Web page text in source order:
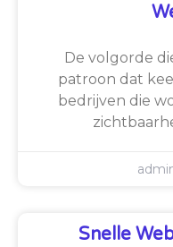
De volgorde
patroon dat
bedrijven die
Snelle